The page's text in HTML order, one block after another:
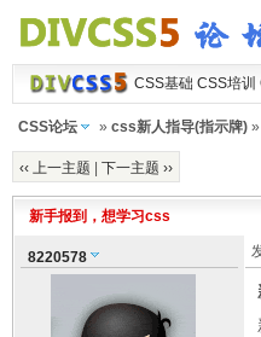
CSS基础 CSS培训
CSS论坛 » css新人指导(指示牌)»
‹‹ 上一主题 下一主题 ››
新手报到，想学习css
8220578